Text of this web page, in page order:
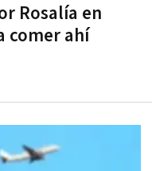
Rosalía en
comer ahí